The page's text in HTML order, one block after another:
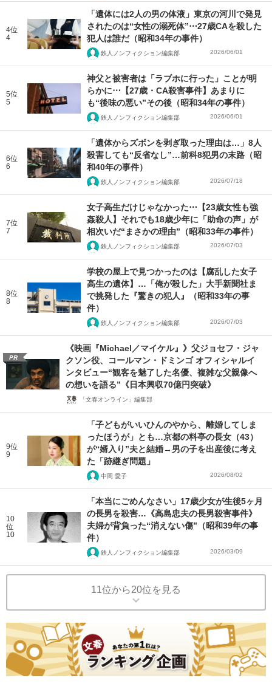
4位
4
「遺体には2人の男の体液」東京の河川で発見
されたのは“女性の溺死体”⋯27歳CAを殺した
犯人は誰だ（昭和34年の事件）
鉄人ノンフィクション編集部 2026/06/01
5位
5
神父と被害者は「ラブホに行った」ことが明
らかに⋯【27歳・CA殺害事件】あまりに
も“後味の悪い”その後（昭和34年の事件）
鉄人ノンフィクション編集部 2026/06/01
6位
6
「遺体からズボンを剥ぎ取った理由は…」8人
殺害しても“反省なし”…前科8犯男の末路（昭
和40年の事件）
鉄人ノンフィクション編集部 2026/07/18
7位
7
女子高生だけじゃなかった⋯【23歳女性も強
姦殺人】それでも18歳少年に「助命の声」が
相次いだ“まさかの理由”（昭和33年の事件）
鉄人ノンフィクション編集部 2026/07/03
8位
8
学校の屋上で見つかったのは【腐乱した女子
高生の遺体】…「俺が殺した」大手新聞社ま
で挑発した『驚きの犯人』（昭和33年の事
件）
鉄人ノンフィクション編集部 2026/07/03
PR
《映画『Michael／マイケル』》父ジョセフ・ジャ
クソン役、コールマン・ドミンゴ オフィシャルイ
ンタビュー“観客を魅了した名優、複雑な父親像へ
の想いを語る”《日本興収70億円突破》
「文春オンライン」編集部
9位
9
「子どもがいいひんのやから、離婚してしま
ったほうが」とも…京都の料亭の長女（43）
が“婿入り”夫と結婚→男の子を出産後に考え
た「跡継ぎ問題」
中岡 愛子 2026/08/02
10
位
10
「本当にごめんなさい」17歳少女が生後5ヶ月
の長男を殺害…《高島忠夫の長男殺害事件》
夫婦が背負った“消えない傷”（昭和39年の事
件）
鉄人ノンフィクション編集部 2026/03/09
11位から20位を見る